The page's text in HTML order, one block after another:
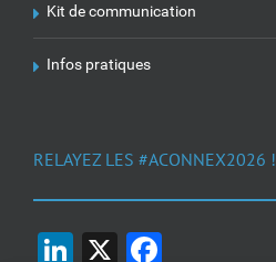
Kit de communication
Infos pratiques
RELAYEZ LES #ACONNEX2026 !
LinkedIn
X